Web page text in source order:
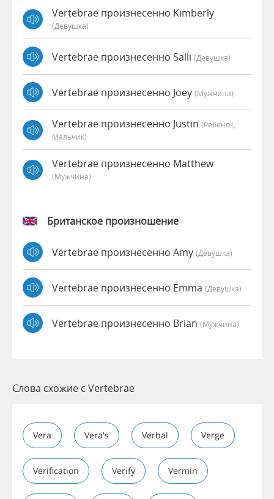
Vertebrae произнесенно Kimberly
(девушка)
Vertebrae произнесенно Salli (девушка)
Vertebrae произнесенно Joey (мужчина)
Vertebrae произнесенно Justin (Ребёнок,
Мальчик)
Vertebrae произнесенно Matthew
(мужчина)
Британское произношение
Vertebrae произнесенно Amy (девушка)
Vertebrae произнесенно Emma (девушка)
Vertebrae произнесенно Brian (мужчина)
Слова схожие с Vertebrae
Vera Vera's Verbal Verge
Verification Verify Vermin